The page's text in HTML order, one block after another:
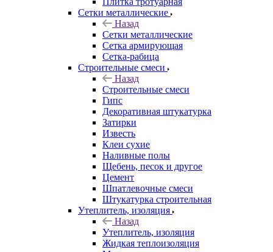
Сетки металлические
Назад
Сетки металлические
Сетка армирующая
Сетка-рабица
Строительные смеси
Назад
Строительные смеси
Гипс
Декоративная штукатурка
Затирки
Известь
Клеи сухие
Наливные полы
Щебень, песок и другое
Цемент
Шпатлевочные смеси
Штукатурка строительная
Утеплитель, изоляция
Назад
Утеплитель, изоляция
Жидкая теплоизоляция